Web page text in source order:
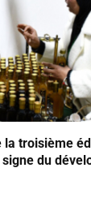
la troisième
du